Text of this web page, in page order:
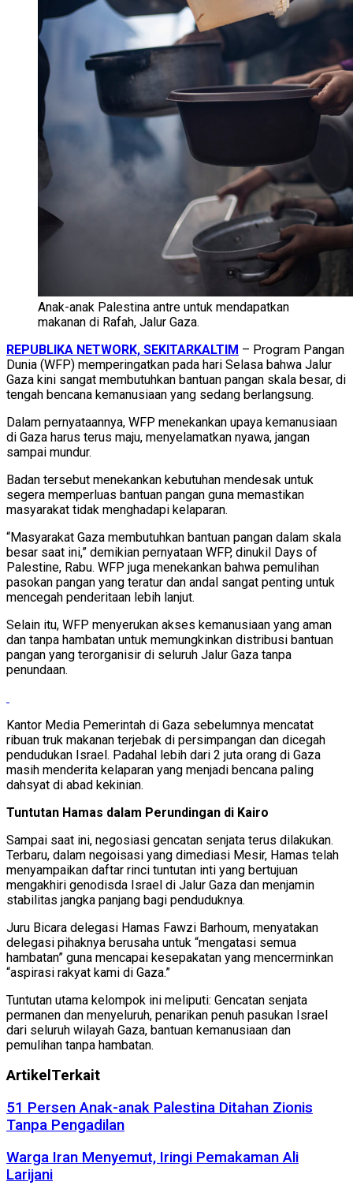
Anak-anak Palestina antre untuk mendapatkan
makanan di Rafah, Jalur Gaza.
REPUBLIKA NETWORK, SEKITARKALTIM – Program Pangan
Dunia (WFP) memperingatkan pada hari Selasa bahwa Jalur
Gaza kini sangat membutuhkan bantuan pangan skala besar, di
tengah bencana kemanusiaan yang sedang berlangsung.
Dalam pernyataannya, WFP menekankan upaya kemanusiaan
di Gaza harus terus maju, menyelamatkan nyawa, jangan
sampai mundur.
Badan tersebut menekankan kebutuhan mendesak untuk
segera memperluas bantuan pangan guna memastikan
masyarakat tidak menghadapi kelaparan.
“Masyarakat Gaza membutuhkan bantuan pangan dalam skala
besar saat ini,” demikian pernyataan WFP, dinukil Days of
Palestine, Rabu. WFP juga menekankan bahwa pemulihan
pasokan pangan yang teratur dan andal sangat penting untuk
mencegah penderitaan lebih lanjut.
Selain itu, WFP menyerukan akses kemanusiaan yang aman
dan tanpa hambatan untuk memungkinkan distribusi bantuan
pangan yang terorganisir di seluruh Jalur Gaza tanpa
penundaan.
Kantor Media Pemerintah di Gaza sebelumnya mencatat
ribuan truk makanan terjebak di persimpangan dan dicegah
pendudukan Israel. Padahal lebih dari 2 juta orang di Gaza
masih menderita kelaparan yang menjadi bencana paling
dahsyat di abad kekinian.
Tuntutan Hamas dalam Perundingan di Kairo
Sampai saat ini, negosiasi gencatan senjata terus dilakukan.
Terbaru, dalam negoisasi yang dimediasi Mesir, Hamas telah
menyampaikan daftar rinci tuntutan inti yang bertujuan
mengakhiri genodisda Israel di Jalur Gaza dan menjamin
stabilitas jangka panjang bagi penduduknya.
Juru Bicara delegasi Hamas Fawzi Barhoum, menyatakan
delegasi pihaknya berusaha untuk “mengatasi semua
hambatan” guna mencapai kesepakatan yang mencerminkan
“aspirasi rakyat kami di Gaza.”
Tuntutan utama kelompok ini meliputi: Gencatan senjata
permanen dan menyeluruh, penarikan penuh pasukan Israel
dari seluruh wilayah Gaza, bantuan kemanusiaan dan
pemulihan tanpa hambatan.
Artikel Terkait
51 Persen Anak-anak Palestina Ditahan Zionis
Tanpa Pengadilan
Warga Iran Menyemut, Iringi Pemakaman Ali
Larijani